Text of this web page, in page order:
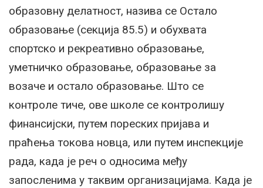
образовну делатност, назива се Остало
образовање (секција 85.5) и обухвата
спортско и рекреативно образовање,
уметничко образовање, образовање за
возаче и остало образовање. Што се
контроле тиче, ове школе се контролишу
финансијски, путем пореских пријава и
праћења токова новца, или путем инспекције
рада, када је реч о односима међу
запосленима у таквим организацијама. Када је